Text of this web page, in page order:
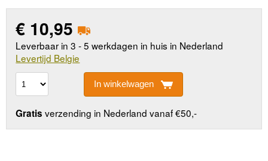
€ 10,95
Leverbaar in 3 - 5 werkdagen in huis in Nederland
Levertijd Belgie
In winkelwagen
Gratis verzending in Nederland vanaf €50,-